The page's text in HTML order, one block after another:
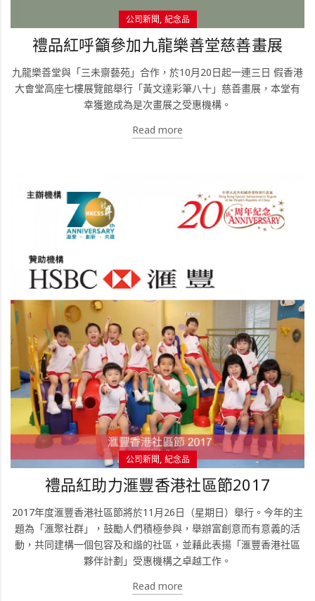
公司新聞 紀念品
禮品紅呼籲參加九龍樂善堂慈善畫展
九龍樂善堂與「三未齋藝苑」合作，於10月20日起一連三日 假香港
大會堂高座七樓展覽館舉行「黃文達彩筆八十」慈善畫展，本堂有
幸獲邀成為是次畫展之受惠機構。
Read more
公司新聞 紀念品
禮品紅助力滙豐香港社區節2017
2017年度滙豐香港社區節將於11月26日（星期日）舉行。今年的主
題為「滙聚社群」，鼓勵人們積極參與，舉辦富創意而有意義的活
動，共同建構一個包容及和諧的社區，並藉此表揚「滙豐香港社區
夥伴計劃」受惠機構之卓越工作。
Read more